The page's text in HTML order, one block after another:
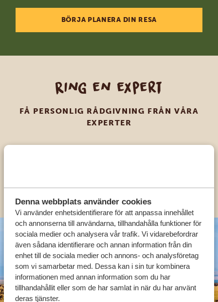
Denna webbplats använder cookies
Vi använder enhetsidentifierare för att anpassa innehållet
och annonserna till användarna, tillhandahålla funktioner för
sociala medier och analysera vår trafik. Vi vidarebefordrar
även sådana identifierare och annan information från din
enhet till de sociala medier och annons- och analysföretag
som vi samarbetar med. Dessa kan i sin tur kombinera
informationen med annan information som du har
tillhandahållit eller som de har samlat in när du har använt
deras tjänster.
BÖRJA PLANERA DIN RESA
Ring en expert
FÅ PERSONLIG RÅDGIVNING FRÅN VÅRA
EXPERTER
KONTAKT